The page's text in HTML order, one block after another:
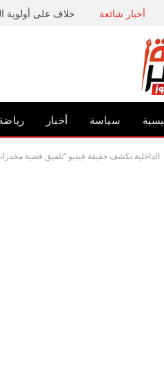
أخبار شائعة خلاف على أولوية
سياسة أخبار
الداخلية تكشف حقيقة فيديو “تلفيق قضية